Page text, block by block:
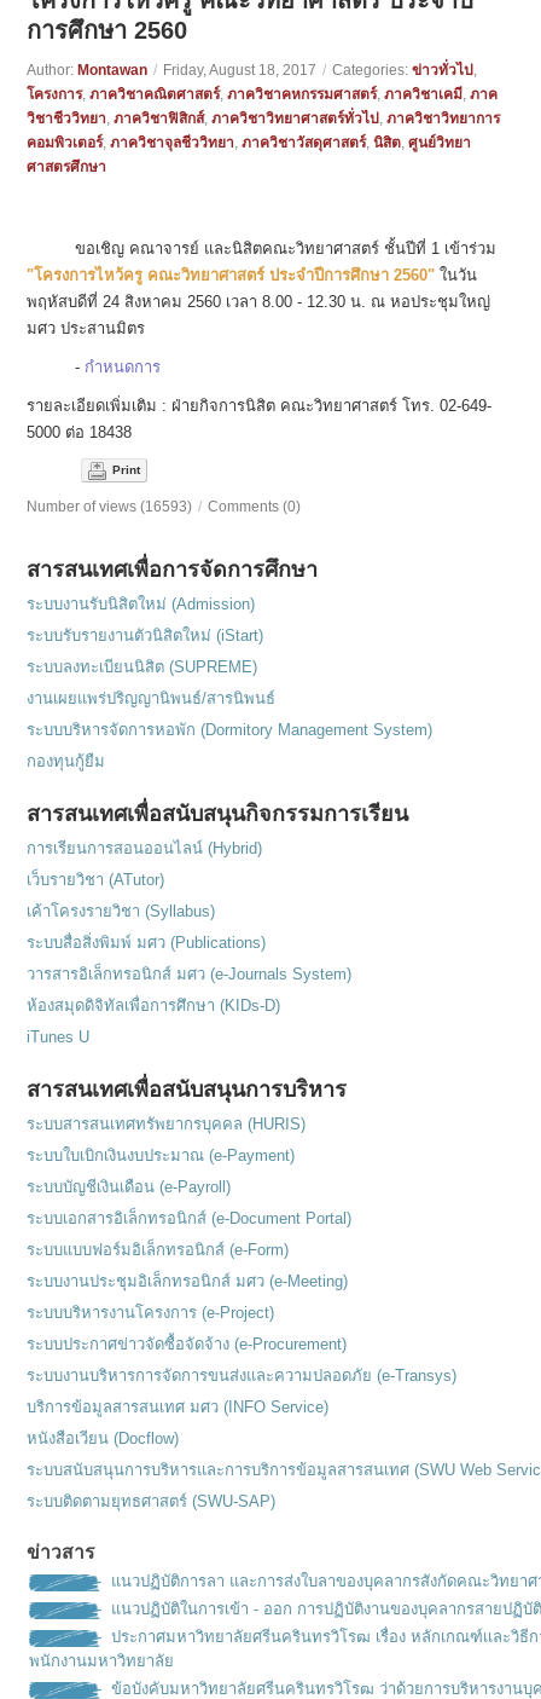
การศึกษา 2560
Author: Montawan / Friday, August 18, 2017 / Categories:ข่าวทั่วไป ,
โครงการ,ภาควิชาคณิตศาสตร์,ภาควิชาคหกรรมศาสตร์,ภาควิชาเคมี,ภาค
วิชาชีววิทยา,ภาควิชาฟิสิกส์,ภาควิชาวิทยาศาสตร์ทั่วไป ,ภาควิชาวิทยาการ
คอมพิวเตอร์,ภาควิชาจุลชีววิทยา,ภาควิชาวัสดุศาสตร์,นิสิต,ศูนย์วิทยา
ศาสตรศึกษา
ขอเชิญ คณาจารย์ และนิสิตคณะวิทยาศาสตร์ ชั้นปีที่ 1 เข้าร่วม
"โครงการไหว้ครู คณะวิทยาศาสตร์ ประจำปีการศึกษา 2560" ในวัน
พฤหัสบดีที่ 24 สิงหาคม 2560 เวลา 8.00 - 12.30 น. ณ หอประชุมใหญ่
มศว ประสานมิตร
- กำหนดการ
รายละเอียดเพิ่มเติม : ฝ่ายกิจการนิสิต คณะวิทยาศาสตร์ โทร. 02-649-
5000 ต่อ 18438
Print
Number of views (16593) / Comments (0)
สารสนเทศเพื่อการจัดการศึกษา
ระบบงานรับนิสิตใหม่ (Admission)
ระบบรับรายงานตัวนิสิตใหม่ (iStart)
ระบบลงทะเบียนนิสิต (SUPREME)
งานเผยแพร่ปริญญานิพนธ์/สารนิพนธ์
ระบบบริหารจัดการหอพัก (Dormitory Management System)
กองทุนกู้ยืม
สารสนเทศเพื่อสนับสนุนกิจกรรมการเรียน
การเรียนการสอนออนไลน์ (Hybrid)
เว็บรายวิชา (ATutor)
เค้าโครงรายวิชา (Syllabus)
ระบบสื่อสิ่งพิมพ์ มศว (Publications)
วารสารอิเล็กทรอนิกส์ มศว (e-Journals System)
ห้องสมุดดิจิทัลเพื่อการศึกษา (KIDs-D)
iTunes U
สารสนเทศเพื่อสนับสนุนการบริหาร
ระบบสารสนเทศทรัพยากรบุคคล (HURIS)
ระบบใบเบิกเงินงบประมาณ (e-Payment)
ระบบบัญชีเงินเดือน (e-Payroll)
ระบบเอกสารอิเล็กทรอนิกส์ (e-Document Portal)
ระบบแบบฟอร์มอิเล็กทรอนิกส์ (e-Form)
ระบบงานประชุมอิเล็กทรอนิกส์ มศว (e-Meeting)
ระบบบริหารงานโครงการ (e-Project)
ระบบประกาศข่าวจัดซื้อจัดจ้าง (e-Procurement)
ระบบงานบริหารการจัดการขนส่งและความปลอดภัย (e-Transys)
บริการข้อมูลสารสนเทศ มศว (INFO Service)
หนังสือเวียน (Docflow)
ระบบสนับสนุนการบริหารและการบริการข้อมูลสารสนเทศ (SWU Web
ระบบติดตามยุทธศาสตร์ (SWU-SAP)
ข่าวสาร
แนวปฏิบัติการลา และการส่งใบลาของบุคลากรสังกัดคณะวิทยาศ
แนวปฏิบัติในการเข้า - ออก การปฏิบัติงานของบุคลากรสายปฏิบั
ประกาศมหาวิทยาลัยศรีนครินทรวิโรฒ เรื่อง หลักเกณฑ์เเละวิธี
พนักงานมหาวิทยาลัย
ข้อบังคับมหาวิทยาลัยศรีนครินทรวิโรฒ ว่าด้วยการบริหารงาน